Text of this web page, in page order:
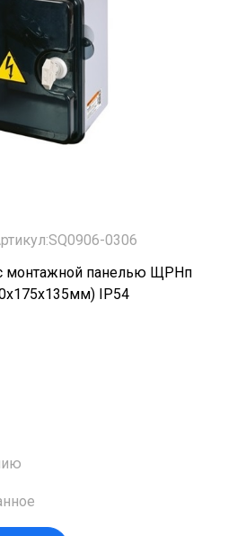
0306
монтажной панелью ЩРНп
IP54